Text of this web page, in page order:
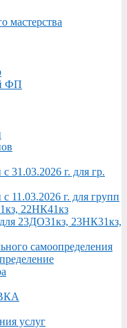
мастерства
ФП
31.03.2026 г. для гр.
11.03.2026 г. для групп
22НК41кз
23ДО31кз, 23НК31кз,
самоопределения
услуг